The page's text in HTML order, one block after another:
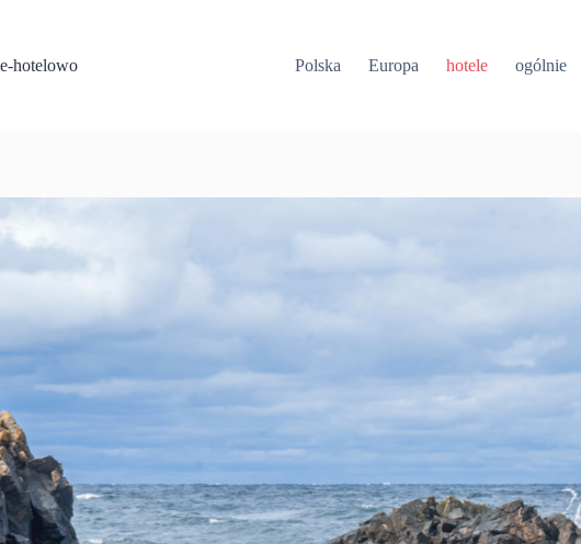
e-hotelowo
Polska Europa hotele ogólnie